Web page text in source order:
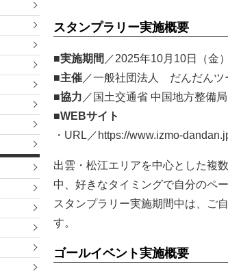
スタンプラリー実施概要
■実施期間 ／2025年10月10日（金
■主催 ／一般社団法人 だんだんツ
■協力 ／国土交通省 中国地方整備
■WEBサイト
・URL／https://www.izmo-
出雲・松江エリアを中心とした複
中、好きなタイミングで自分のペ
スタンプラリー実施期間中は、ご
す。
ゴールイベント実施概要